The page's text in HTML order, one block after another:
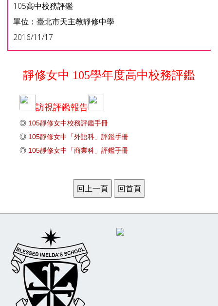
105高中校務評鑑
單位：臺北市天主教靜修中學
2016/11/17
靜修女中 105學年度高中校務評鑑
訪視評鑑報告
◎ 105靜修女中校務評鑑手冊
◎ 105靜修女中「外語科」評鑑手冊
◎ 105靜修女中「商業科」評鑑手冊